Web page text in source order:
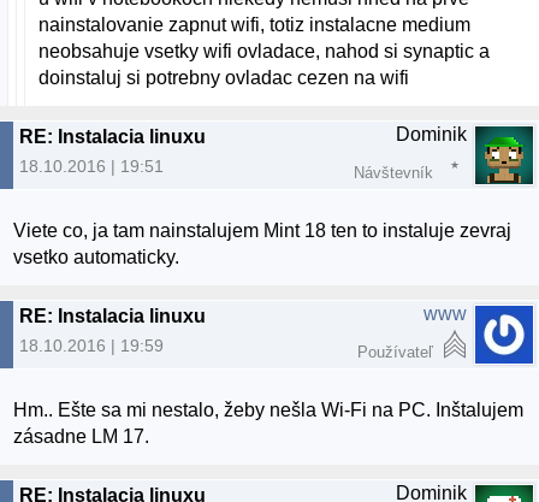
nainstalovanie zapnut wifi, totiz instalacne medium
neobsahuje vsetky wifi ovladace, nahod si synaptic a
doinstaluj si potrebny ovladac cezen na wifi
RE: Instalacia linuxu
18.10.2016 | 19:51
Dominik
Návštevník
Viete co, ja tam nainstalujem Mint 18 ten to instaluje zevraj
vsetko automaticky.
RE: Instalacia linuxu
18.10.2016 | 19:59
www
Používateľ
Hm.. Ešte sa mi nestalo, žeby nešla Wi-Fi na PC. Inštalujem
zásadne LM 17.
RE: Instalacia linuxu Dominik